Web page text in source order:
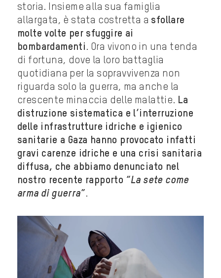
storia. Insieme alla sua famiglia
allargata, è stata costretta a sfollare
molte volte per sfuggire ai
bombardamenti . Ora vivono in una tenda
di fortuna, dove la loro battaglia
quotidiana per la sopravvivenza non
riguarda solo la guerra, ma anche la
crescente minaccia delle malattie. La
distruzione sistematica e l’interruzione
delle infrastrutture idriche e igienico
sanitarie a Gaza hanno provocato infatti
gravi carenze idriche e una crisi sanitaria
diffusa, che abbiamo denunciato nel
nostro recente rapporto “La sete come
arma di guerra” .